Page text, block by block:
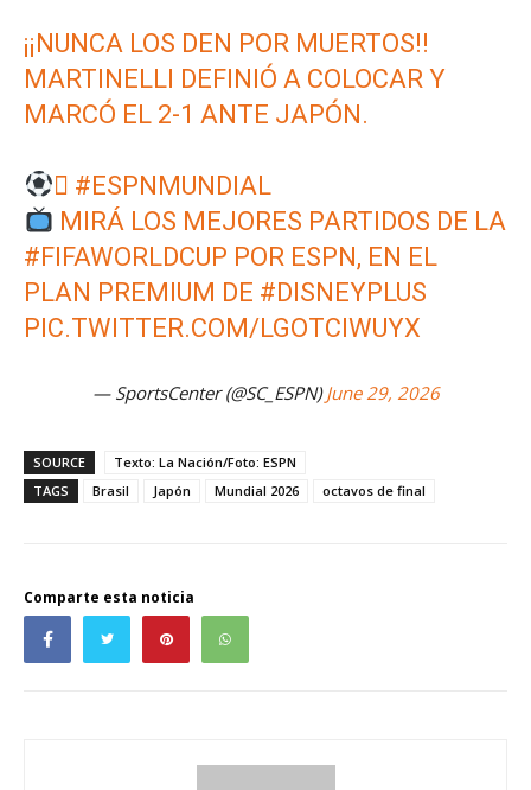
¡¡NUNCA LOS DEN POR MUERTOS!!
MARTINELLI DEFINIÓ A COLOCAR Y
MARCÓ EL 2-1 ANTE JAPÓN.
 #ESPNMUNDIAL
MIRÁ LOS MEJORES PARTIDOS DE LA
#FIFAWORLDCUP POR ESPN, EN EL
PLAN PREMIUM DE #DISNEYPLUS
PIC.TWITTER.COM/LGOTCIWUYX
— SportsCenter (@SC_ESPN)June 29, 2026
SOURCE
Texto: La Nación/Foto: ESPN
TAGS
Brasil Japón Mundial 2026 octavos de final
Comparte esta noticia